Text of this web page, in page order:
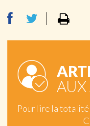
Pour lire la totalité